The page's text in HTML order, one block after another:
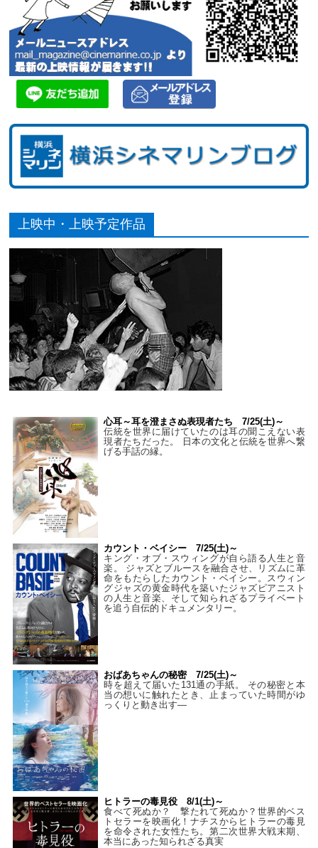
上映中・上映予定作品
心耳～耳を澄まさぬ表現者たち 7/25(土)～
伝統を世界に届けていたのは耳の聞こえない表
現者たちだった。 日本の文化と伝統を世界へ繋
げる手話の縁。
カウント・ベイシー 7/25(土)～
キング・オブ・スウィングが自ら語る人生と音
楽。 ジャズとブルースを融合させ、リズムに革
命をもたらしたカウント・ベイシー。スウィン
グジャズの黄金時代を築いたジャズピアニスト
の人生と音楽、そして知られざるプライベート
を追う自伝的ドキュメンタリー。
おばあちゃんの秘密 7/25(土)～
時を超えて届いた131通の手紙。 その秘密と本
当の想いに触れたとき、止まっていた時間がゆ
っくりと動き出す―
ヒトラーの毒見役 8/1(土)～
食べて死ぬか？ 撃たれて死ぬか？世界的ベス
トセラーを映画化！ナチスからヒトラーの毒見
を命令された女性たち。第二次世界大戦末期、
本当にあった知られざる真実